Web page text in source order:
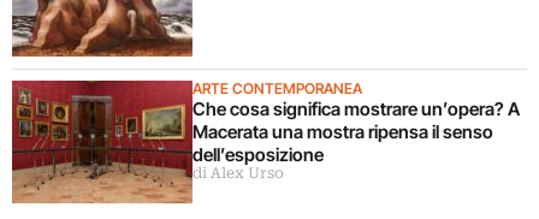
ARTE CONTEMPORANEA
Che cosa significa mostrare un’opera? A
Macerata una mostra ripensa il senso
dell’esposizione
di Alex Urso